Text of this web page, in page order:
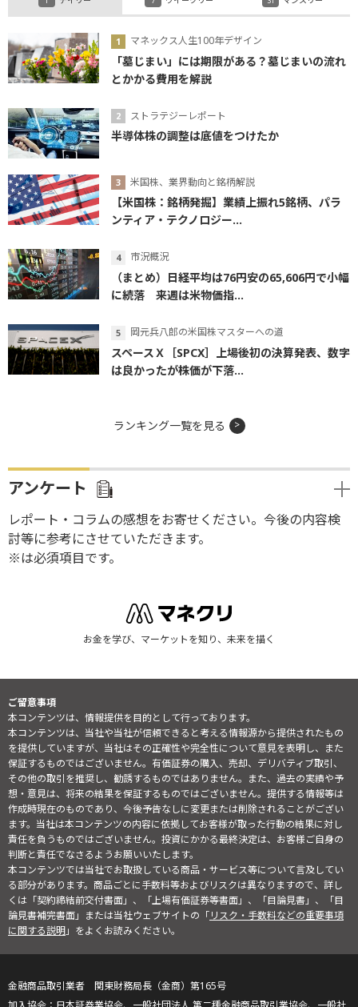
マネックス人生100年デザイン
「墓じまい」には期限がある？墓じまいの流れ
とかかる費用を解説
ストラテジーレポート
半導体株の調整は底値をつけたか
米国株、業界動向と銘柄解説
【米国株：銘柄発掘】業績上振れ5銘柄、パラ
ンティア・テクノロジー...
市況概況
（まとめ）日経平均は76円安の65,606円で小幅
に続落 来週は米物価指...
岡元兵八郎の米国株マスターへの道
スペースＸ［SPCX］上場後初の決算発表、数字
は良かったが株価が下落...
ランキング一覧を見る
アンケート
レポート・コラムの感想をお寄せください。今後の内容検
討等に参考にさせていただきます。
※は必須項目です。
お金を学び、マーケットを知り、未来を描く
ご留意事項
本コンテンツは、情報提供を目的として行っております。
本コンテンツは、当社や当社が信頼できると考える情報源から提供されたもの
を提供していますが、当社はその正確性や完全性について意見を表明し、また
保証するものではございません。有価証券の購入、売却、デリバティブ取引、
その他の取引を推奨し、勧誘するものではありません。また、過去の実績や予
想・意見は、将来の結果を保証するものではございません。提供する情報等は
作成時現在のものであり、今後予告なしに変更または削除されることがござい
ます。当社は本コンテンツの内容に依拠してお客様が取った行動の結果に対し
責任を負うものではございません。投資にかかる最終決定は、お客様ご自身の
判断と責任でなさるようお願いいたします。
本コンテンツでは当社でお取扱している商品・サービス等について言及してい
る部分があります。商品ごとに手数料等およびリスクは異なりますので、詳し
くは「契約締結前交付書面」、「上場有価証券等書面」、「目論見書」、「目
論見書補完書面」または当社ウェブサイトの「リスク・手数料などの重要事項
に関する説明」をよくお読みください。
金融商品取引業者 関東財務局長（金商）第165号